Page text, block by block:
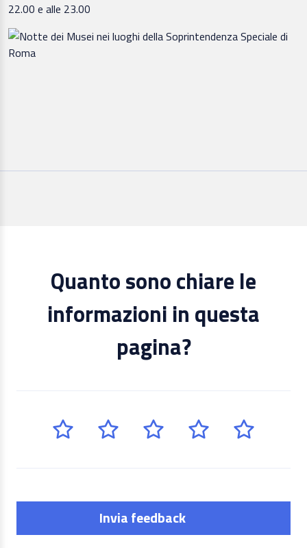
22.00 e alle 23.00
Quanto sono chiare le
informazioni in questa
pagina?
Invia feedback